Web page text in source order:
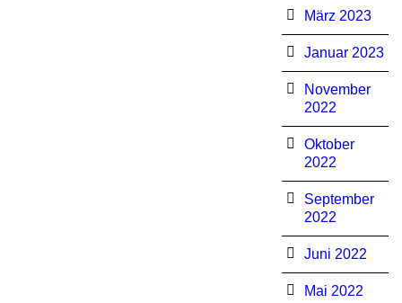
März 2023
Januar 2023
November
2022
Oktober
2022
September
2022
Juni 2022
Mai 2022